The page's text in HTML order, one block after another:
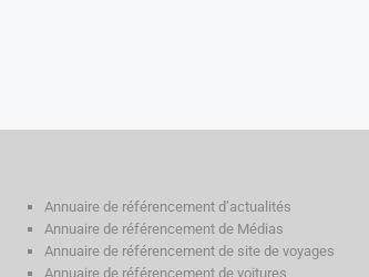
Annuaire de référencement d’actualités
Annuaire de référencement de Médias
Annuaire de référencement de site de voyages
Annuaire de référencement de voitures